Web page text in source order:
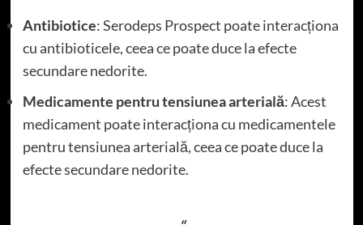
Antibiotice: Serodeps Prospect poate interacționa
cu antibioticele, ceea ce poate duce la efecte
secundare nedorite.
Medicamente pentru tensiunea arterială: Acest
medicament poate interacționa cu medicamentele
pentru tensiunea arterială, ceea ce poate duce la
efecte secundare nedorite.